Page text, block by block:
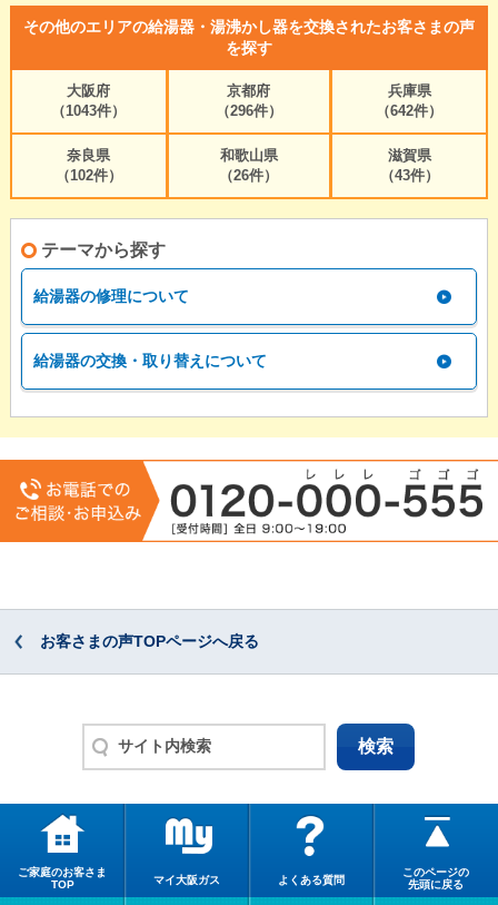
その他のエリアの給湯器・湯沸かし器を交換されたお客さまの声
を探す
大阪府
（1043件）
京都府
（296件）
兵庫県
（642件）
奈良県
（102件）
和歌山県
（26件）
滋賀県
（43件）
テーマから探す
給湯器の修理について
給湯器の交換・取り替えについて
お客さまの声TOPページへ戻る
ご家庭のお客さま
TOP
マイ大阪ガス よくある質問
このページの
先頭に戻る